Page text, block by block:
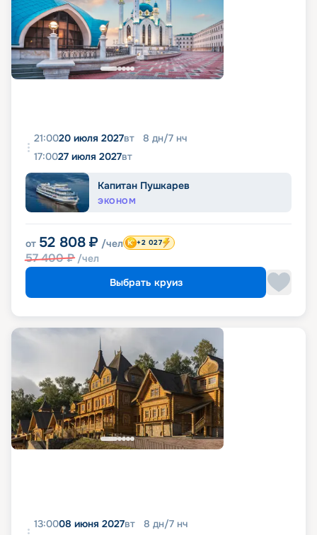
21:0020 июля 2027вт 8 дн/7 нч
17:0027 июля 2027вт
Капитан Пушкарев
ЭКОНОМ
от 52 808 ₽ /чел
57 400₽ /чел
+2 027
Выбрать круиз
13:0008 июня 2027вт 8 дн/7 нч